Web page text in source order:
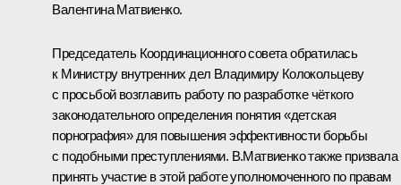
Валентина Матвиенко.
Председатель Координационного совета обратилась
к Министру внутренних дел Владимиру Колокольцеву
с просьбой возглавить работу по разработке чёткого
законодательного определения понятия «детская
порнография» для повышения эффективности борьбы
с подобными преступлениями. В.Матвиенко также призвала
принять участие в этой работе уполномоченного по правам